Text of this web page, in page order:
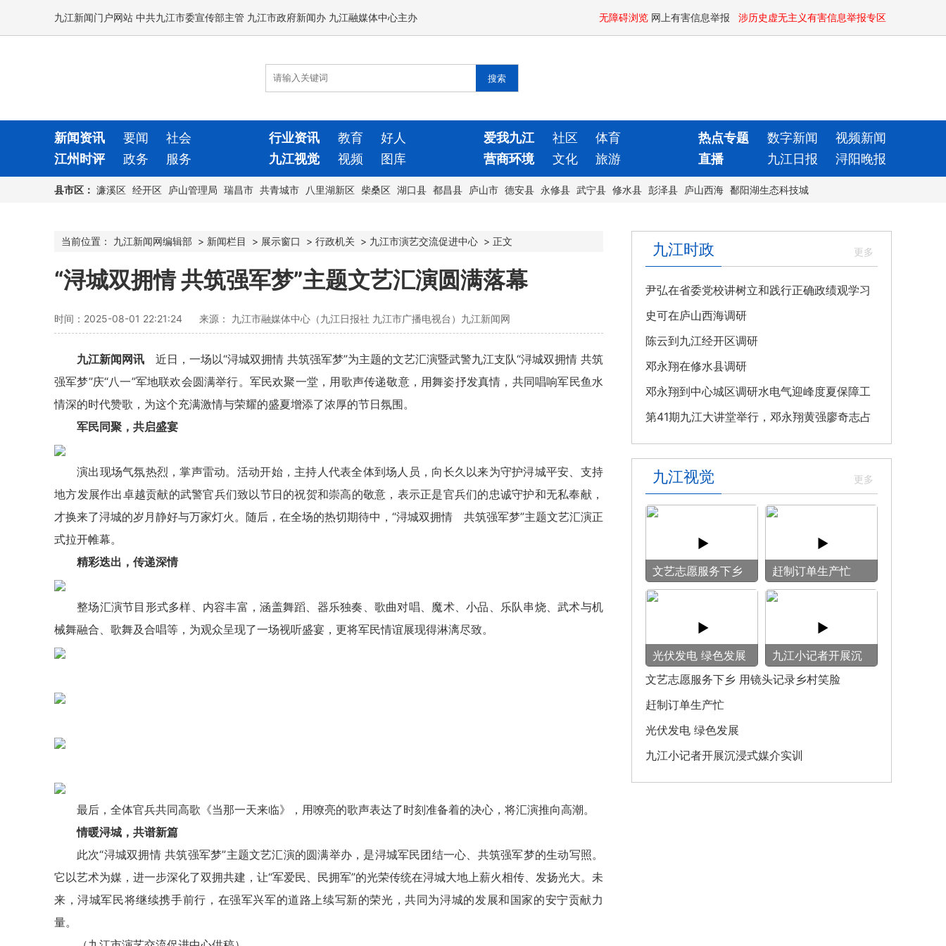
九江新闻门户网站 中共九江市委宣传部主管 九江市政府新闻办 九江融媒体中心主办 无障碍浏览 网上有害信息举报 涉历史虚无主义有害信息举报专区
新闻资讯 要闻 社会 行业资讯 教育 好人 爱我九江 社区 体育 热点专题 数字新闻
视频新闻
江州时评
政务 服务 九江视觉 视频 图库 营商环境 文化 旅游 直播 九江日报 浔阳晚报
县市区： 濂溪区 经开区 庐山管理局 瑞昌市 共青城市 八里湖新区 柴桑区 湖口县 都昌县 庐山市 德安县 永修县 武宁县 修水县 彭泽县 庐山西海 鄱阳湖生态科技城
当前位置： 九江新闻网编辑部 > 新闻栏目 > 展示窗口 > 行政机关 > 九江市演艺交流促进中心 > 正文
“浔城双拥情 共筑强军梦”主题文艺汇演圆满落幕
时间：2025-08-01 22:21:24 来源： 九江市融媒体中心（九江日报社 九江市广播电视台）九江新闻网
九江新闻网讯 近日，一场以“浔城双拥情 共筑强军梦”为主题的文艺汇演暨武警九江支队“浔城双拥情 共筑
强军梦”庆“八一”军地联欢会圆满举行。军民欢聚一堂，用歌声传递敬意，用舞姿抒发真情，共同唱响军民鱼水
情深的时代赞歌，为这个充满激情与荣耀的盛夏增添了浓厚的节日氛围。
军民同聚，共启盛宴
演出现场气氛热烈，掌声雷动。活动开始，主持人代表全体到场人员，向长久以来为守护浔城平安、支持
地方发展作出卓越贡献的武警官兵们致以节日的祝贺和崇高的敬意，表示正是官兵们的忠诚守护和无私奉献，
才换来了浔城的岁月静好与万家灯火。随后，在全场的热切期待中，“浔城双拥情 共筑强军梦”主题文艺汇演正
式拉开帷幕。
精彩迭出，传递深情
整场汇演节目形式多样、内容丰富，涵盖舞蹈、器乐独奏、歌曲对唱、魔术、小品、乐队串烧、武术与机
械舞融合、歌舞及合唱等，为观众呈现了一场视听盛宴，更将军民情谊展现得淋漓尽致。
最后，全体官兵共同高歌《当那一天来临》，用嘹亮的歌声表达了时刻准备着的决心，将汇演推向高潮。
情暖浔城，共谱新篇
此次“浔城双拥情 共筑强军梦”主题文艺汇演的圆满举办，是浔城军民团结一心、共筑强军梦的生动写照。
它以艺术为媒，进一步深化了双拥共建，让“军爱民、民拥军”的光荣传统在浔城大地上薪火相传、发扬光大。未
来，浔城军民将继续携手前行，在强军兴军的道路上续写新的荣光，共同为浔城的发展和国家的安宁贡献力
量。
九江时政
尹弘在省委党校讲树立和践行正确政绩观学习
教育专题党课
史可在庐山西海调研
陈云到九江经开区调研
邓永翔在修水县调研
邓永翔到中心城区调研水电气迎峰度夏保障工
作
第41期九江大讲堂举行，邓永翔黄强廖奇志占
勇出席
九江视觉
文艺志愿服务下乡
用镜头记录乡村笑
赶制订单生产忙
光伏发电 绿色发展
九江小记者开展沉
浸式媒介实训
文艺志愿服务下乡 用镜头记录乡村笑脸
赶制订单生产忙
光伏发电 绿色发展
九江小记者开展沉浸式媒介实训